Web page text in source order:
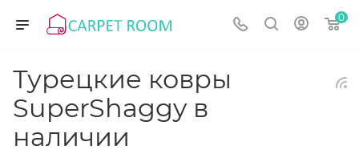
0
Турецкие ковры
SuperShaggy в
наличии